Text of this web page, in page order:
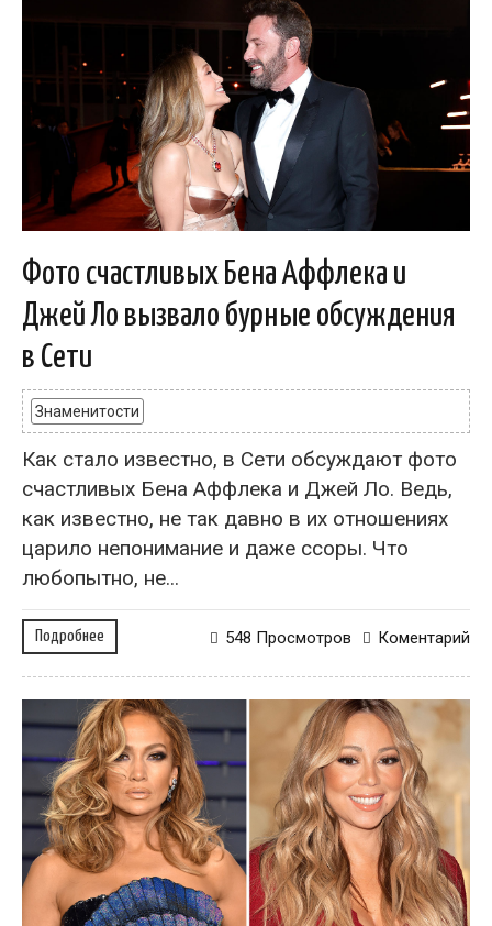
Фото счастливых Бена Аффлека и
Джей Ло вызвало бурные обсуждения
в Сети
Знаменитости
Как стало известно, в Сети обсуждают фото
счастливых Бена Аффлека и Джей Ло. Ведь,
как известно, не так давно в их отношениях
царило непонимание и даже ссоры. Что
любопытно, не...
Подробнее Коментарий
548 Просмотров